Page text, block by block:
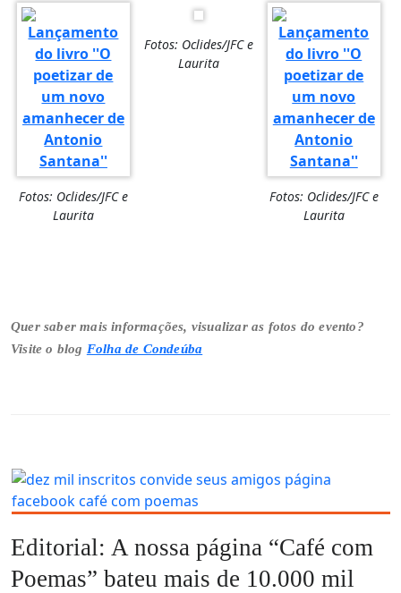
Fotos: Oclides/JFC e
Laurita
Fotos: Oclides/JFC e
Laurita
Fotos: Oclides/JFC e
Laurita
Quer saber mais informações, visualizar as fotos do evento?
Visite o blog Folha de Condeúba
Editorial: A nossa página “Café com
Poemas” bateu mais de 10.000 mil